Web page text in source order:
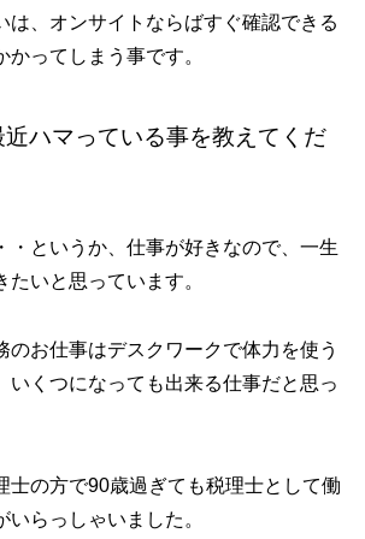
は、オンサイトならばすぐ確認できる
ってしまう事です。
近ハマっている事を教えてくだ
・というか、仕事が好きなので、一生
たいと思っています。
のお仕事はデスクワークで体力を使う
いくつになっても出来る仕事だと思っ
士の方で90歳過ぎても税理士として働
らっしゃいました。